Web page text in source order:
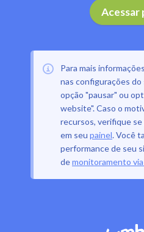
Acessar
Para mais
nas configurações
opção "pausar" ou
website". Caso o
recursos, verifique
em seu painel. Você
performance de seu
demonitoramento